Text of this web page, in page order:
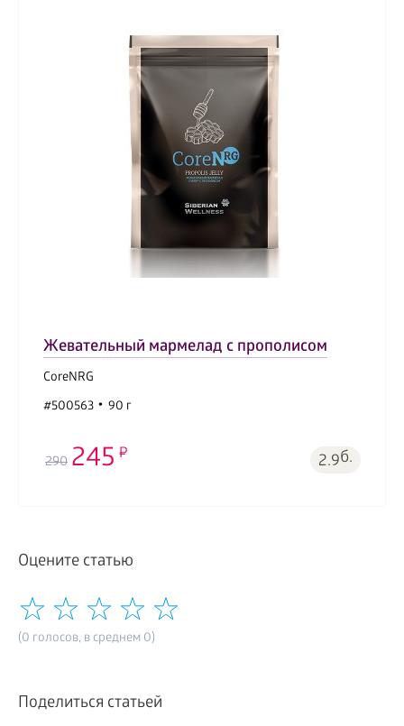
Жевательный мармелад с прополисом
CoreNRG
#500563
90 г
290 245 2.9б.
Оцените статью
(0 голосов, в среднем 0)
Поделиться статьей